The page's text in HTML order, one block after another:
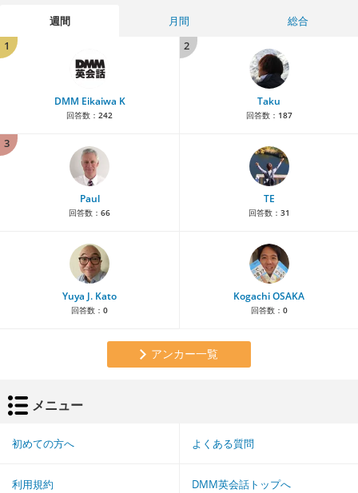
週間 月間
総合
1
DMM Eikaiwa K
回答数： 242
2
Taku
回答数： 187
3
Paul
回答数： 66
TE
回答数： 31
Yuya J. Kato
回答数： 0
Kogachi OSAKA
回答数： 0
アンカー一覧
メニュー
初めての方へ よくある質問
利用規約 DMM英会話トップへ